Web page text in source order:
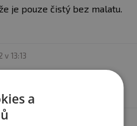
se sladidly, vhodné
pestrou stravu.
a kojící ženy. Ukládejte
záření. Chraňte před
škody vzniklé
je pouze čistý bez malatu.
v 13:13
14:34
a